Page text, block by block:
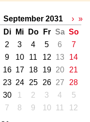
September 2031
Di Mi Do Fr Sa So
2 3 4 5 6
7
9 10 11 12 13
14
16 17 18 19 20
21
23 24 25 26 27
28
30 1 2 3 4
5
7 8 9 10 11 12
› »